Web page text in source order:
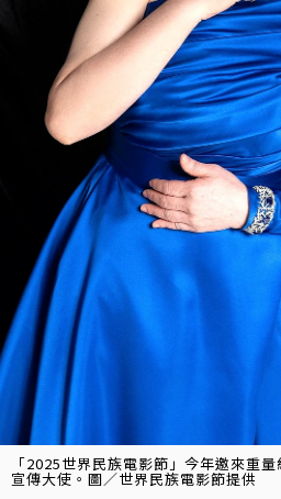
「2025世界民族電影節」今年邀來重
宣傳大使。圖／世界民族電影節提供